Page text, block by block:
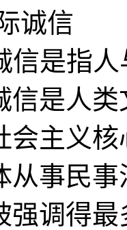
诚信
是指人
信是人
会主义
从事民
强调得